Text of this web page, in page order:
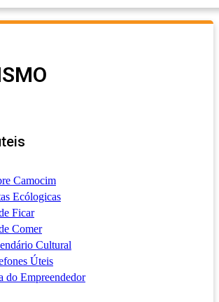
Camocim
Ecólogicas
Ficar
Comer
Cultural
Úteis
do Empreendedor